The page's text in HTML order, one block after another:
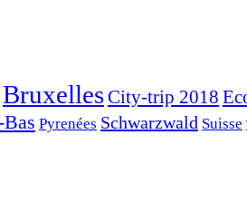
BruxellesCity-trip 2018
Bas Pyrenées Schwarzwald Suisse